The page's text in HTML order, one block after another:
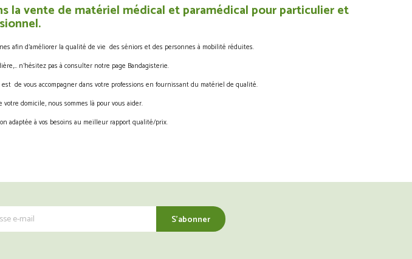
la vente de matériel médical et paramédical pour particulier et
afin d’améliorer la qualité de vie des séniors et des personnes à mobilité réduites.
n’hésitez pas à consulter notre page Bandagisterie.
de vous accompagner dans votre professions en fournissant du matériel de qualité.
domicile, nous sommes là pour vous aider.
adaptée à vos besoins au meilleur rapport qualité/prix.